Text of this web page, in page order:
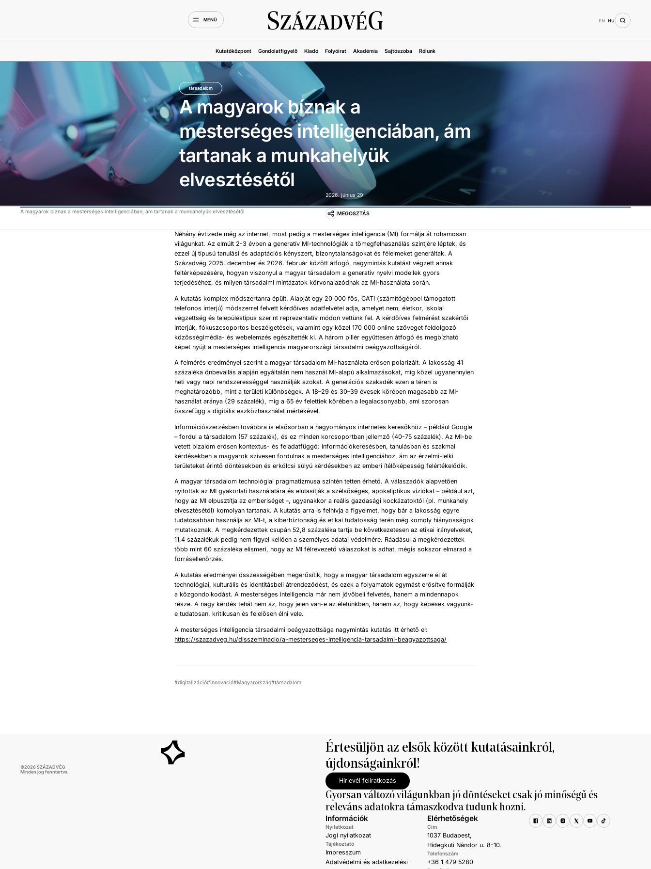
MENÜ EN HU
Kutatóközpont Gondolatfigyelő Kiadó Folyóirat Akadémia Sajtószoba Rólunk
társadalom
A magyarok bíznak a
mesterséges intelligenciában, ám
tartanak a munkahelyük
elvesztésétől
2026. június 29.
A magyarok bíznak a mesterséges intelligenciában, ám tartanak a munkahelyük elvesztésétől MEGOSZTÁS
Néhány évtizede még az internet, most pedig a mesterséges intelligencia (MI) formálja át rohamosan
világunkat. Az elmúlt 2-3 évben a generatív MI-technológiák a tömegfelhasználás szintjére léptek, és
ezzel új típusú tanulási és adaptációs kényszert, bizonytalanságokat és félelmeket generáltak. A
Századvég 2025. december és 2026. február között átfogó, nagymintás kutatást végzett annak
feltérképezésére, hogyan viszonyul a magyar társadalom a generatív nyelvi modellek gyors
terjedéséhez, és milyen társadalmi mintázatok körvonalazódnak az MI-használata során.
A kutatás komplex módszertanra épült. Alapját egy 20 000 fős, CATI (számítógéppel támogatott
telefonos interjú) módszerrel felvett kérdőíves adatfelvétel adja, amelyet nem, életkor, iskolai
végzettség és településtípus szerint reprezentatív módon vettünk fel. A kérdőíves felmérést szakértői
interjúk, fókuszcsoportos beszélgetések, valamint egy közel 170 000 online szöveget feldolgozó
közösségimédia- és webelemzés egészítették ki. A három pillér együttesen átfogó és megbízható
képet nyújt a mesterséges intelligencia magyarországi társadalmi beágyazottságáról.
A felmérés eredményei szerint a magyar társadalom MI-használata erősen polarizált. A lakosság 41
százaléka önbevallás alapján egyáltalán nem használ MI-alapú alkalmazásokat, míg közel ugyanennyien
heti vagy napi rendszerességgel használják azokat. A generációs szakadék ezen a téren is
meghatározóbb, mint a területi különbségek. A 18–29 és 30–39 évesek körében magasabb az MI-
használat aránya (29 százalék), míg a 65 év felettiek körében a legalacsonyabb, ami szorosan
összefügg a digitális eszközhasználat mértékével.
Információszerzésben továbbra is elsősorban a hagyományos internetes keresőkhöz – például Google
– fordul a társadalom (57 százalék), és ez minden korcsoportban jellemző (40-75 százalék). Az MI-be
vetett bizalom erősen kontextus- és feladatfüggő: információkeresésben, tanulásban és szakmai
kérdésekben a magyarok szívesen fordulnak a mesterséges intelligenciához, ám az érzelmi-lelki
területeket érintő döntésekben és erkölcsi súlyú kérdésekben az emberi ítélőképesség felértékelődik.
A magyar társadalom technológiai pragmatizmusa szintén tetten érhető. A válaszadók alapvetően
nyitottak az MI gyakorlati használatára és elutasítják a szélsőséges, apokaliptikus víziókat – például azt,
hogy az MI elpusztítja az emberiséget –, ugyanakkor a reális gazdasági kockázatoktól (pl. munkahely
elvesztésétől) komolyan tartanak. A kutatás arra is felhívja a figyelmet, hogy bár a lakosság egyre
tudatosabban használja az MI-t, a kiberbiztonság és etikai tudatosság terén még komoly hiányosságok
mutatkoznak. A megkérdezettek csupán 52,8 százaléka tartja be következetesen az etikai irányelveket,
11,4 százalékuk pedig nem figyel kellően a személyes adatai védelmére. Ráadásul a megkérdezettek
több mint 60 százaléka elismeri, hogy az MI félrevezető válaszokat is adhat, mégis sokszor elmarad a
forrásellenőrzés.
A kutatás eredményei összességében megerősítik, hogy a magyar társadalom egyszerre él át
technológiai, kulturális és identitásbeli átrendeződést, és ezek a folyamatok egymást erősítve formálják
a közgondolkodást. A mesterséges intelligencia már nem jövőbeli felvetés, hanem a mindennapok
része. A nagy kérdés tehát nem az, hogy jelen van-e az életünkben, hanem az, hogy képesek vagyunk-
e tudatosan, kritikusan és felelősen élni vele.
A mesterséges intelligencia társadalmi beágyazottsága nagymintás kutatás itt érhető el:
https://szazadveg.hu/disszeminacio/a-mesterseges-intelligencia-tarsadalmi-beagyazottsaga/
digitalizáció innováció Magyarország társadalom
©2026SZÁZADVÉG
Minden jog fenntartva.
Értesüljön az elsők között kutatásainkról,
újdonságainkról!
Hírlevél feliratkozás
Gyorsan változó világunkban jó döntéseket csak jó minőségű és
releváns adatokra támaszkodva tudunk hozni.
Információk
Nyilatkozat
Jogi nyilatkozat
Tájékoztató
Impresszum
Adatvédelmi és adatkezelési
Elérhetőségek
Cím
1037 Budapest,
Hidegkuti Nándor u. 8-10.
Telefonszám
+36 1 479 5280